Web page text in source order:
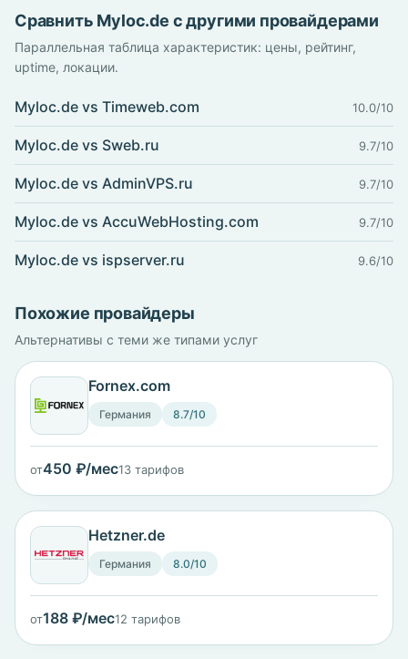
Сравнить Myloc.de с другими провайдерами
Параллельная таблица характеристик: цены, рейтинг,
uptime, локации.
Myloc.de vs Timeweb.com 10.0/10
Myloc.de vs Sweb.ru 9.7/10
Myloc.de vs AdminVPS.ru 9.7/10
Myloc.de vs AccuWebHosting.com 9.7/10
Myloc.de vs ispserver.ru 9.6/10
Похожие провайдеры
Альтернативы с теми же типами услуг
Fornex.com
Германия 8.7/10
от450 ₽/мес13 тарифов
Hetzner.de
Германия 8.0/10
от188 ₽/мес12 тарифов